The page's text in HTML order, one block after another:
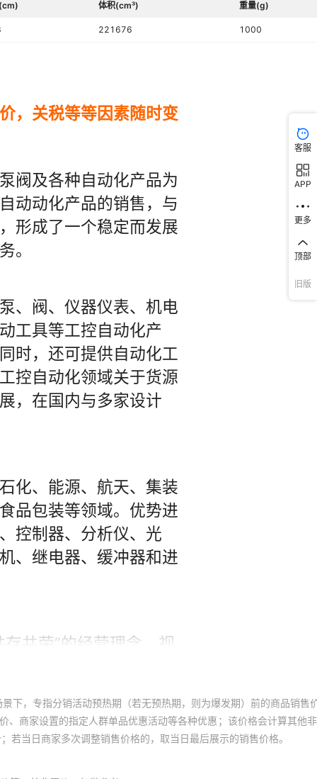
体积(cm³) 重量(g)
221676 1000
下，专指分销活动预热期（若无预热期，则为爆发期）前的商品销售
商家设置的指定人群单品优惠活动等各种优惠；该价格会计算其他
当日商家多次调整销售价格的，取当日最后展示的销售价格。
客服
APP
更多
顶部
旧版